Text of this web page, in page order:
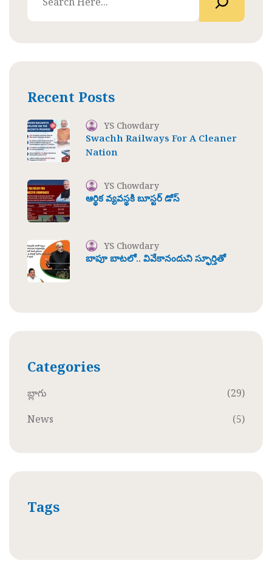
Recent Posts
YS Chowdary
Swachh Railways For A Cleaner
Nation
YS Chowdary
ఆర్థిక వ్యవస్థకి బూస్టర్ డోస్
YS Chowdary
బాపూ బాటలో.. వివేకానందుని స్ఫూర్తితో
Categories
బ్లాగు
(29)
News
(5)
Tags